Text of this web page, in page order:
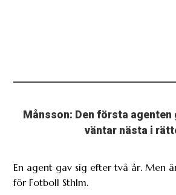
Månsson: Den första
väntar nästa i
En agent gav sig efter två år. Men
för Fotboll Sthlm.